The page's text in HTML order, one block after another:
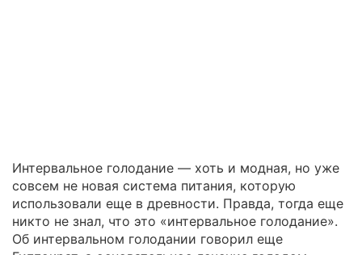
Интервальное голодание — хоть и модная, но уже
совсем не новая система питания, которую
использовали еще в древности. Правда, тогда еще
никто не знал, что это «интервальное голодание».
Об интервальном голодании говорил еще